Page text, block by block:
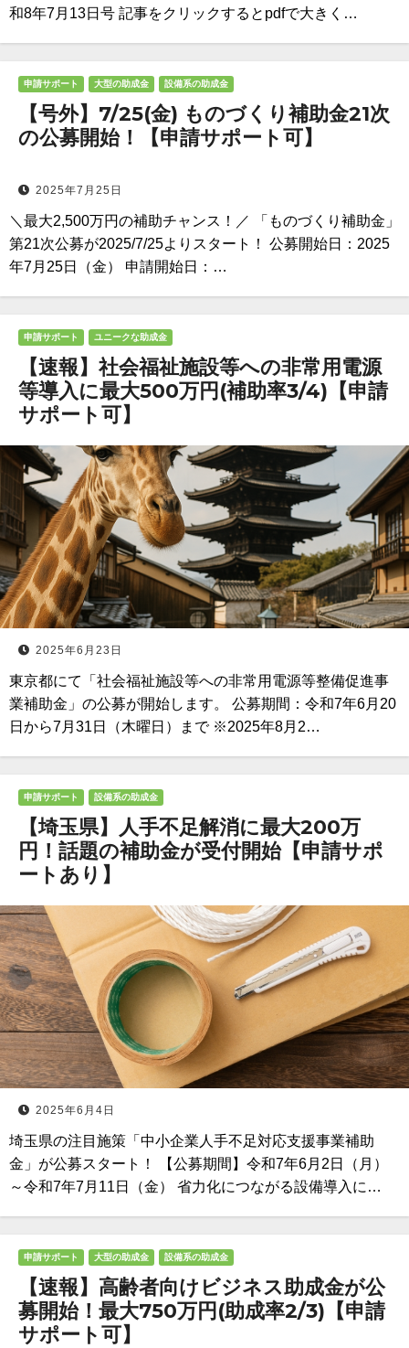
和8年7月13日号 記事をクリックするとpdfで大きく…
申請サポート 大型の助成金 設備系の助成金
【号外】7/25(金) ものづくり補助金21次
の公募開始！【申請サポート可】
2025年7月25日
＼最大2,500万円の補助チャンス！／ 「ものづくり補助金」
第21次公募が2025/7/25よりスタート！ 公募開始日：2025
年7月25日（金） 申請開始日：…
申請サポート ユニークな助成金
【速報】社会福祉施設等への非常用電源
等導入に最大500万円(補助率3/4)【申請
サポート可】
2025年6月23日
東京都にて「社会福祉施設等への非常用電源等整備促進事
業補助金」の公募が開始します。 公募期間：令和7年6月20
日から7月31日（木曜日）まで ※2025年8月2…
申請サポート 設備系の助成金
【埼玉県】人手不足解消に最大200万
円！話題の補助金が受付開始【申請サポ
ートあり】
2025年6月4日
埼玉県の注目施策「中小企業人手不足対応支援事業補助
金」が公募スタート！ 【公募期間】令和7年6月2日（月）
～令和7年7月11日（金） 省力化につながる設備導入に…
申請サポート 大型の助成金 設備系の助成金
【速報】高齢者向けビジネス助成金が公
募開始！最大750万円(助成率2/3)【申請
サポート可】